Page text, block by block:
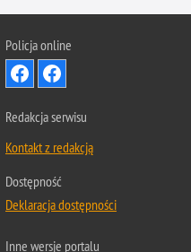
Policja online
Redakcja serwisu
Kontakt z redakcją
Dostępność
Deklaracja dostępności
Inne wersje portalu